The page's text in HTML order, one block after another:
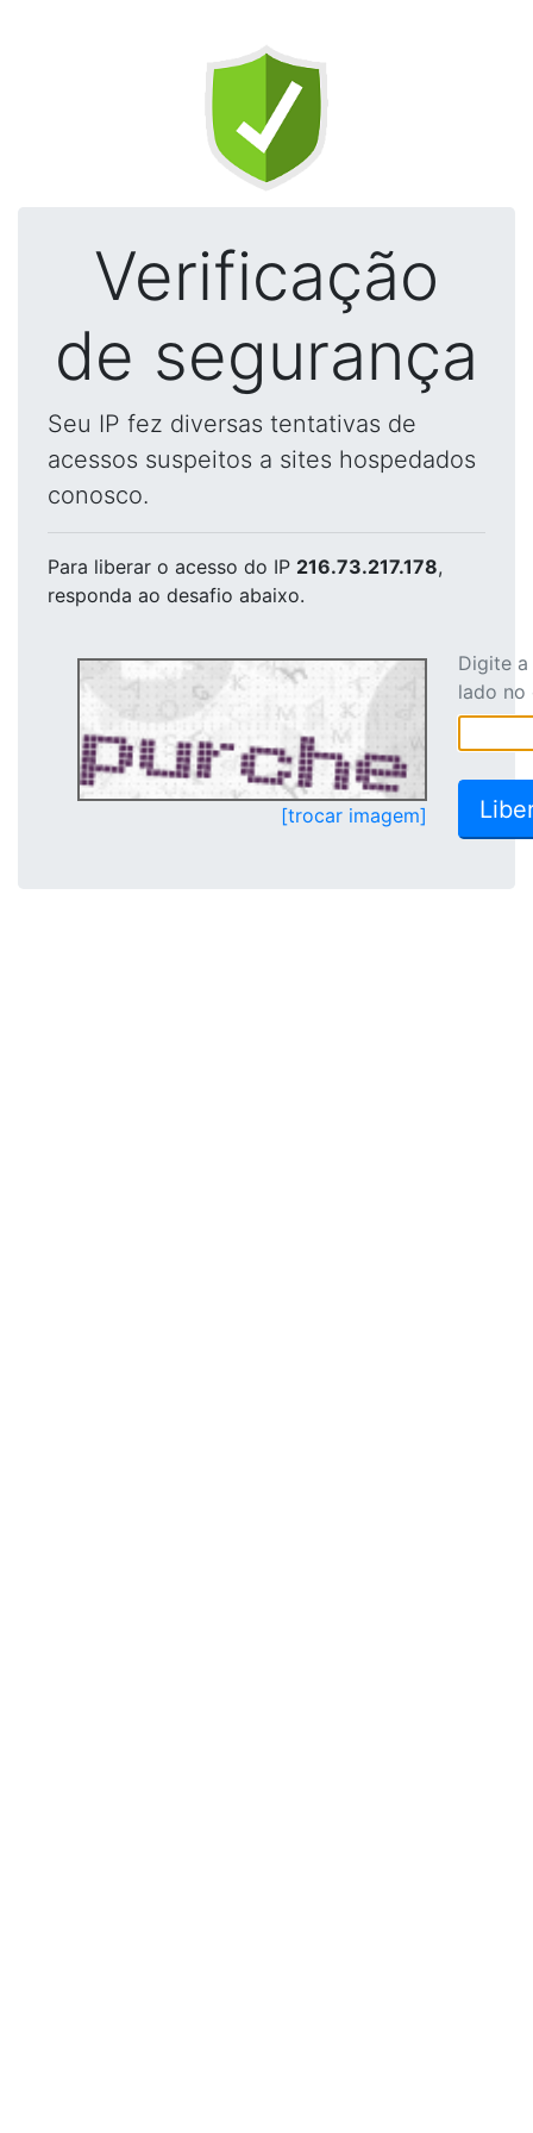
Verificação
de segurança
Seu IP fez diversas tentativas de
acessos suspeitos a sites hospedados
conosco.
Para liberar o acesso do IP 216.73.217.178,
responda ao desafio abaixo.
[trocar imagem]
Digite
lado no